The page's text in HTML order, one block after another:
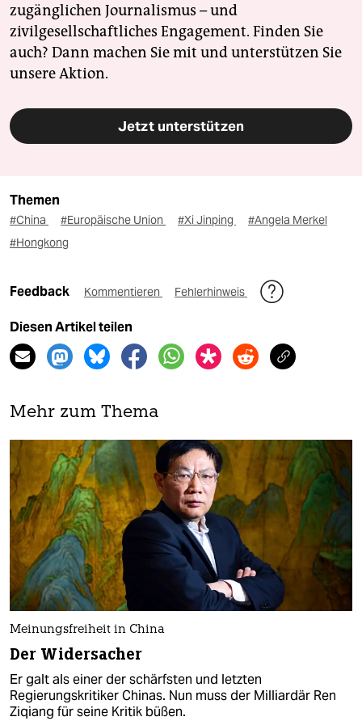
zugänglichen Journalismus – und
zivilgesellschaftliches Engagement. Finden Sie
auch? Dann machen Sie mit und unterstützen Sie
unsere Aktion.
Jetzt unterstützen
Themen
#China #Europäische Union #Xi Jinping
#Angela Merkel
#Hongkong
Feedback Kommentieren Fehlerhinweis
Diesen Artikel teilen
Mehr zum Thema
Meinungsfreiheit in China
Der Widersacher
Er galt als einer der schärfsten und letzten
Regierungskritiker Chinas. Nun muss der Milliardär Ren
Ziqiang für seine Kritik büßen.